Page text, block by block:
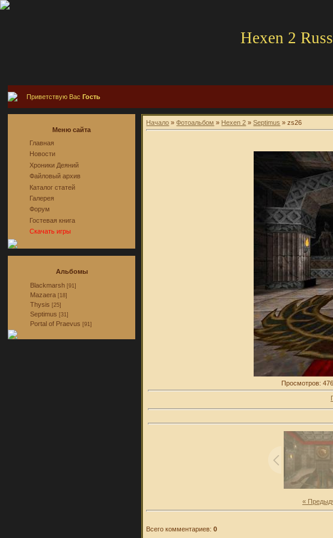
Hexen 2
Приветствую ВасГость
Меню сайта
Главная
Новости
Хроники Деяний
Файловый архив
Каталог статей
Галерея
Форум
Гостевая книга
Скачать игры
Альбомы
Blackmarsh [91]
Mazaera [18]
Thysis [25]
Septimus [31]
Portal of Praevus [91]
Начало »Фотоальбом » Hexen 2 »Septimus » zs26
Просмотров:
«
Всего комментариев:0